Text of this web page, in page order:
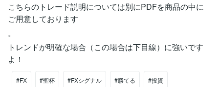
こちらのトレード説明については別にPDFを商品の中に
ご用意しております
。
トレンドが明確な場合（この場合は下目線）に強いです
よ！
#FX #聖杯 #FXシグナル #勝てる #投資